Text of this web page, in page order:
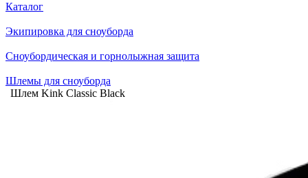
Каталог
Экипировка для сноуборда
Сноубордическая и горнолыжная защита
Шлемы для сноуборда
Шлем Kink Classic Black